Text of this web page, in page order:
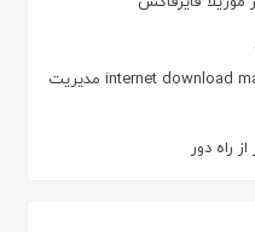
دانلود internet download manager (IDM) 6.42.61 Retail مدیریت